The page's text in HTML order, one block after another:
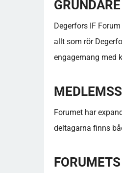
Degerfors IF
allt som rör
engagemang med
Forumet har
deltagarna finns